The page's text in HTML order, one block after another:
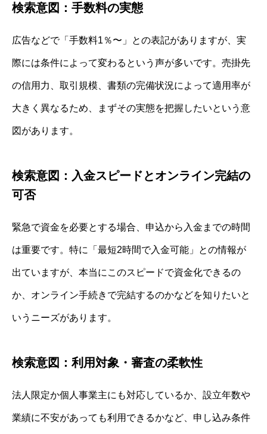
検索意図：手数料の実態
広告などで「手数料1％〜」との表記がありますが、実
際には条件によって変わるという声が多いです。売掛先
の信用力、取引規模、書類の完備状況によって適用率が
大きく異なるため、まずその実態を把握したいという意
図があります。
検索意図：入金スピードとオンライン完結の
可否
緊急で資金を必要とする場合、申込から入金までの時間
は重要です。特に「最短2時間で入金可能」との情報が
出ていますが、本当にこのスピードで資金化できるの
か、オンライン手続きで完結するのかなどを知りたいと
いうニーズがあります。
検索意図：利用対象・審査の柔軟性
法人限定か個人事業主にも対応しているか、設立年数や
業績に不安があっても利用できるかなど、申し込み条件